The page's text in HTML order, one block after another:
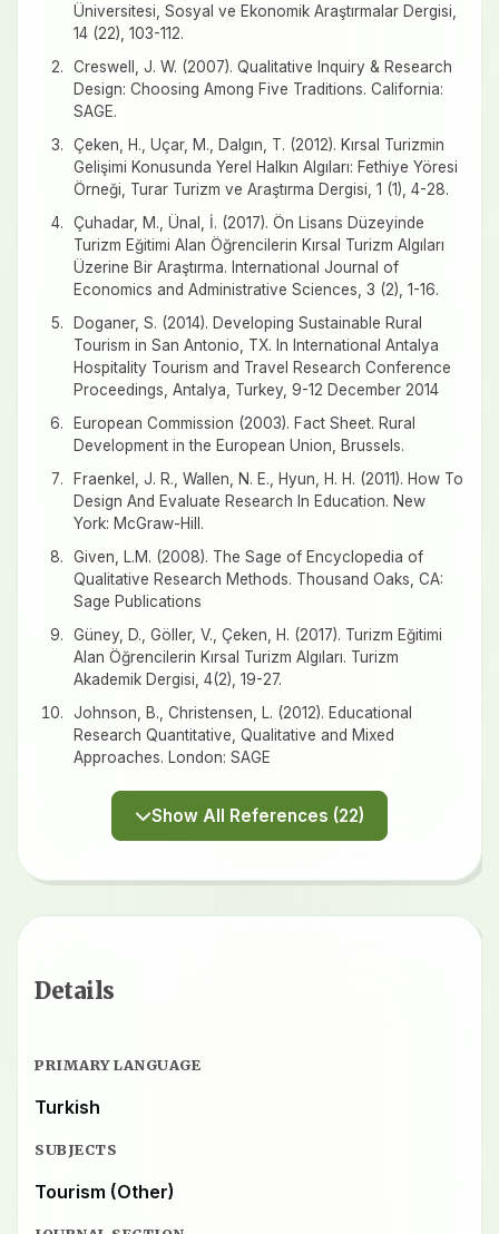
Üniversitesi, Sosyal ve Ekonomik Araştırmalar Dergisi,
14 (22), 103-112.
Creswell, J. W. (2007). Qualitative Inquiry & Research
Design: Choosing Among Five Traditions. California:
SAGE.
Çeken, H., Uçar, M., Dalgın, T. (2012). Kırsal Turizmin
Gelişimi Konusunda Yerel Halkın Algıları: Fethiye Yöresi
Örneği, Turar Turizm ve Araştırma Dergisi, 1 (1), 4-28.
Çuhadar, M., Ünal, İ. (2017). Ön Lisans Düzeyinde
Turizm Eğitimi Alan Öğrencilerin Kırsal Turizm Algıları
Üzerine Bir Araştırma. International Journal of
Economics and Administrative Sciences, 3 (2), 1-16.
Doganer, S. (2014). Developing Sustainable Rural
Tourism in San Antonio, TX. In International Antalya
Hospitality Tourism and Travel Research Conference
Proceedings, Antalya, Turkey, 9-12 December 2014
European Commission (2003). Fact Sheet. Rural
Development in the European Union, Brussels.
Fraenkel, J. R., Wallen, N. E., Hyun, H. H. (2011). How To
Design And Evaluate Research In Education. New
York: McGraw-Hill.
Given, L.M. (2008). The Sage of Encyclopedia of
Qualitative Research Methods. Thousand Oaks, CA:
Sage Publications
Güney, D., Göller, V., Çeken, H. (2017). Turizm Eğitimi
Alan Öğrencilerin Kırsal Turizm Algıları. Turizm
Akademik Dergisi, 4(2), 19-27.
Johnson, B., Christensen, L. (2012). Educational
Research Quantitative, Qualitative and Mixed
Approaches. London: SAGE
Show All References (22)
Details
PRIMARY LANGUAGE
Turkish
SUBJECTS
Tourism (Other)